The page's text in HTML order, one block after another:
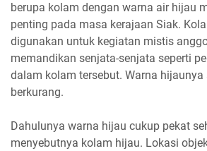
berupa kolam dengan warna air hijau
penting pada masa kerajaan Siak.
digunakan untuk kegiatan mistis
memandikan senjata-senjata seperti
dalam kolam tersebut. Warna
berkurang.
Dahulunya warna hijau cukup pekat
menyebutnya kolam hijau. Lokasi